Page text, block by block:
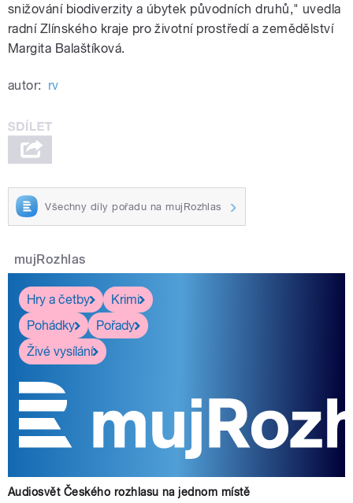
snižování biodiverzity a úbytek původních druhů," uvedla
radní Zlínského kraje pro životní prostředí a zemědělství
Margita Balaštíková.
autor: rv
Všechny díly pořadu na mujRozhlas
mujRozhlas
Hry a četby
Krimi
Pohádky
Pořady
Živé vysílání
Audiosvět Českého rozhlasu na jednom místě